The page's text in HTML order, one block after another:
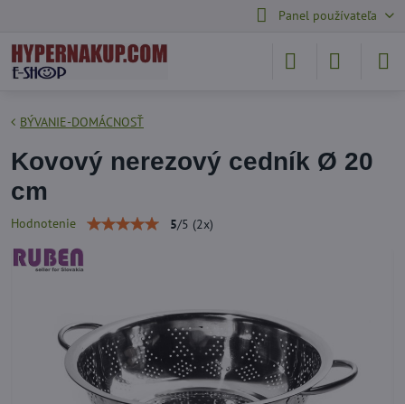
Panel používateľa
BÝVANIE-DOMÁCNOSŤ
Kovový nerezový cedník Ø 20
cm
Hodnotenie 5/5 (2x)